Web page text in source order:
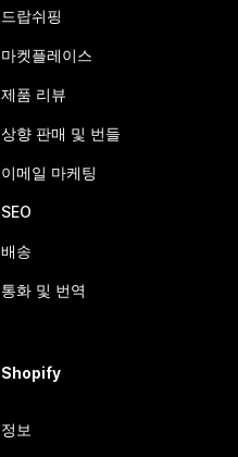
드랍쉬핑
마켓플레이스
제품 리뷰
상향 판매 및 번들
이메일 마케팅
SEO
배송
통화 및 번역
Shopify
정보